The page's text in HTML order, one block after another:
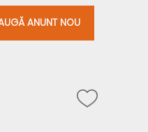
ANUNT NOU